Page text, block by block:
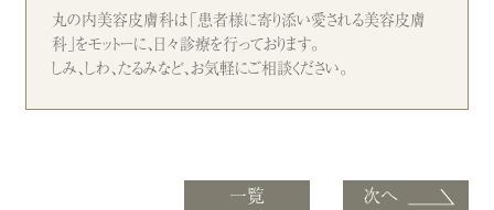
丸の内美容皮膚科は「患者様に寄り添い愛される美容皮膚
科」をモットーに、日々診療を行っております。
しみ、しわ、たるみなど、お気軽にご相談ください。
次へ
一覧